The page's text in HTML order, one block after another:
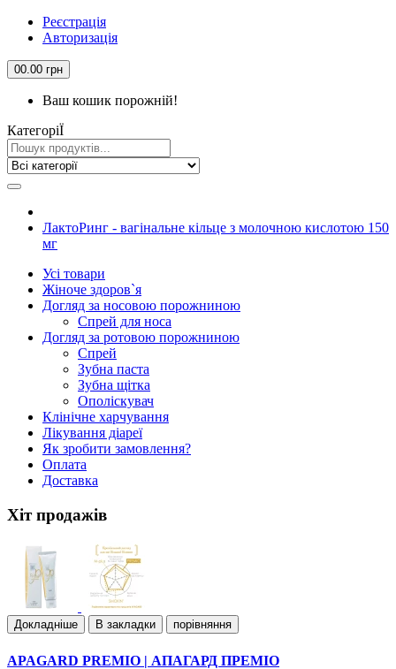
Реєстрація
Авторизація
00.00 грн
Ваш кошик порожній!
КатегорiЇ
ЛактоРинг - вагінальне кільце з молочною кислотою 150
мг
Усi товари
Жіноче здоров`я
Догляд за носовою порожниною
Спрей для носа
Догляд за ротовою порожниною
Спрей
Зубна паста
Зубна щiтка
Ополіскувач
Клiнiчне харчування
Лiкування дiареї
Як зробити замовлення?
Оплата
Доставка
Хіт продажів
Докладнiше В закладки порівняння
APAGARD PREMIO | АПАГАРД ПРЕМІО